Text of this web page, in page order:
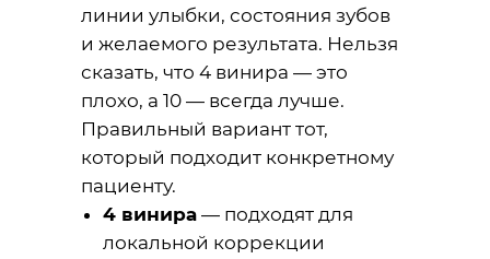
линии улыбки, состояния зубов
и желаемого результата. Нельзя
сказать, что 4 винира — это
плохо, а 10 — всегда лучше.
Правильный вариант тот,
который подходит конкретному
пациенту.
4 винира — подходят для
локальной коррекции